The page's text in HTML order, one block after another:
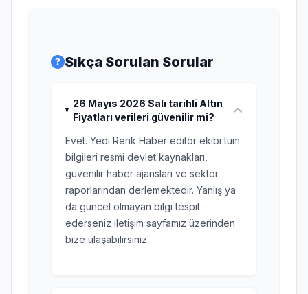
Sıkça Sorulan Sorular
26 Mayıs 2026 Salı tarihli Altın
Fiyatları verileri güvenilir mi?
Evet. Yedi Renk Haber editör ekibi tüm
bilgileri resmi devlet kaynakları,
güvenilir haber ajansları ve sektör
raporlarından derlemektedir. Yanlış ya
da güncel olmayan bilgi tespit
ederseniz iletişim sayfamız üzerinden
bize ulaşabilirsiniz.